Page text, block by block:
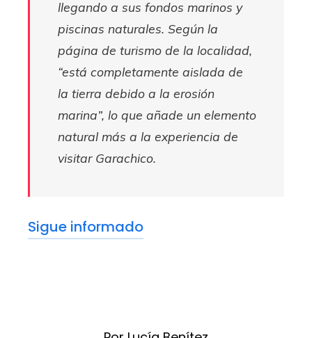
llegando a sus fondos marinos y
piscinas naturales. Según la
página de turismo de la localidad,
“está completamente aislada de
la tierra debido a la erosión
marina”, lo que añade un elemento
natural más a la experiencia de
visitar Garachico.
Sigue informado